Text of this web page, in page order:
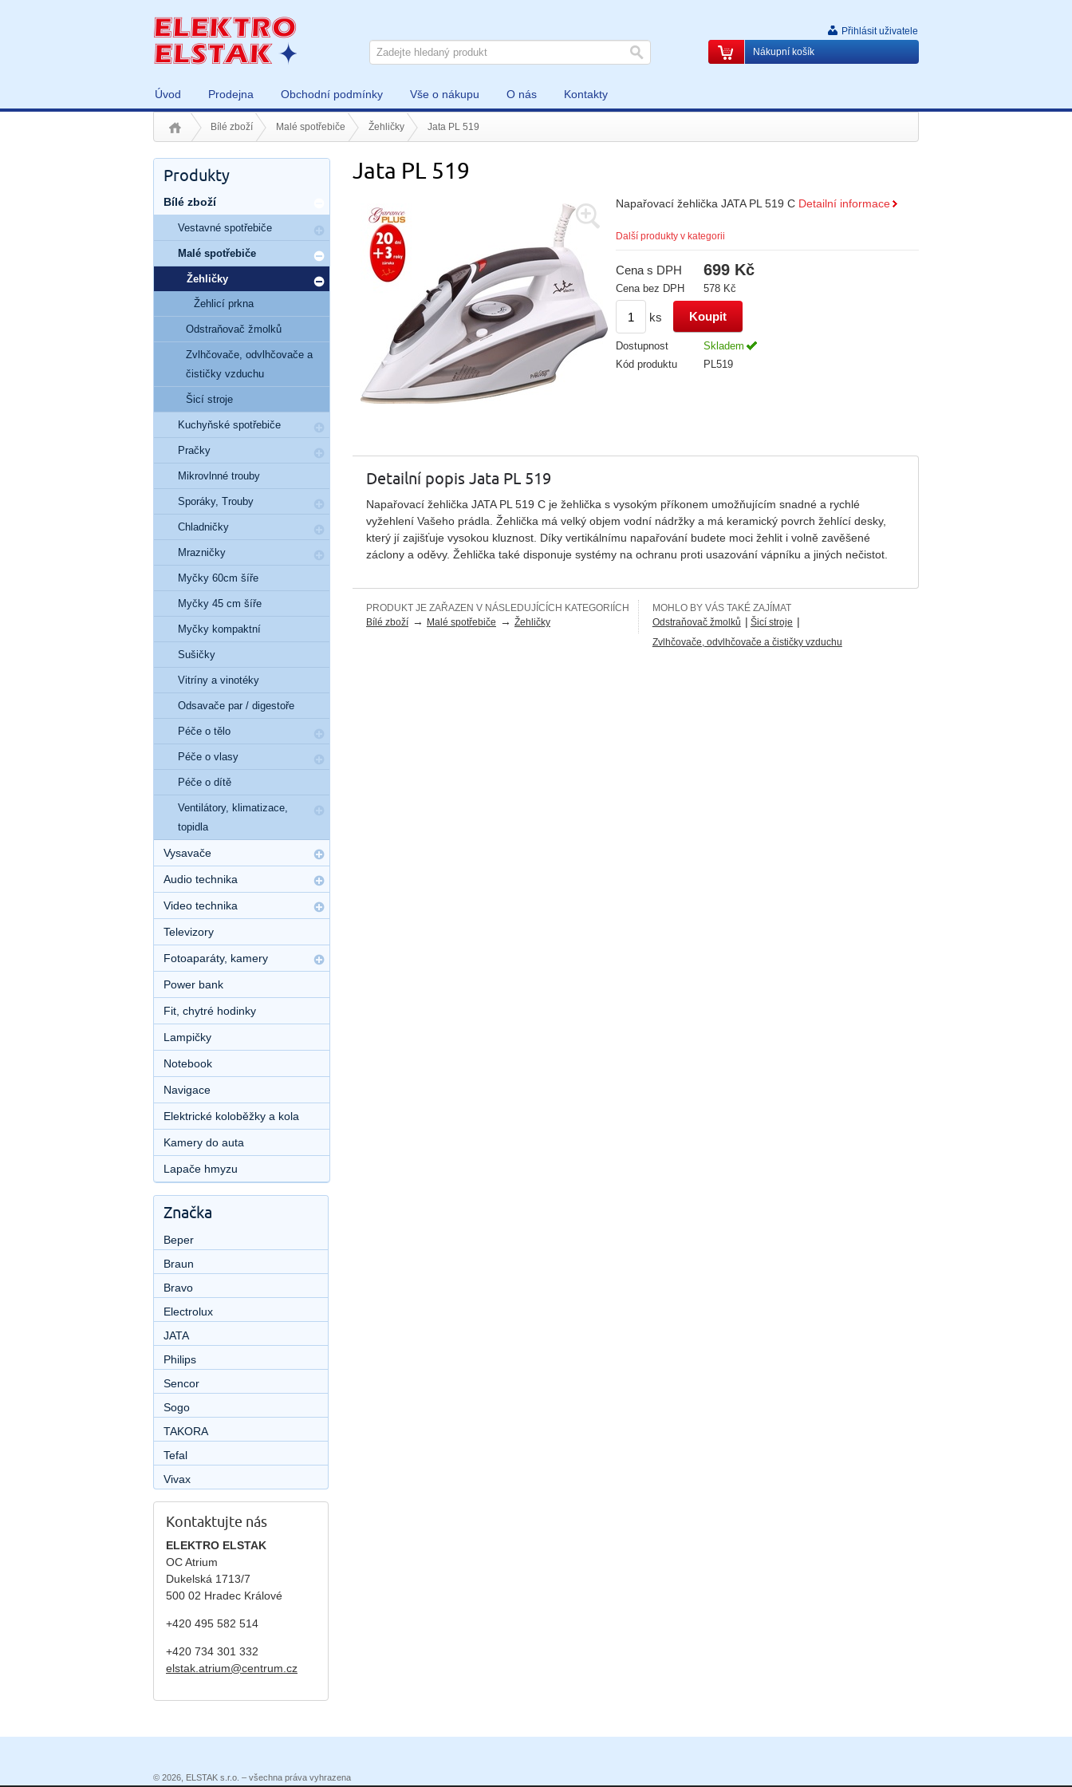
Úvod Prodejna Obchodní podmínky Vše o nákupu O nás Kontakty
Přihlásit uživatele
Nákupní košík
Bílé zboží Malé spotřebiče Žehličky Jata PL 519
Jata PL 519
Napařovací žehlička JATA PL 519 C Detailní informace
Další produkty v kategorii
Cena s DPH 699 Kč
Cena bez DPH 578 Kč
ks
Dostupnost
Skladem
Kód produktu
PL519
Detailní popis Jata PL 519
Napařovací žehlička JATA PL 519 C je žehlička s vysokým příkonem umožňujícím snadné a rychlé
vyžehlení Vašeho prádla. Žehlička má velký objem vodní nádržky a má keramický povrch žehlící desky,
který jí zajišťuje vysokou kluznost. Díky vertikálnímu napařování budete moci žehlit i volně zavěšené
záclony a oděvy. Žehlička také disponuje systémy na ochranu proti usazování vápníku a jiných nečistot.
PRODUKT JE ZAŘAZEN V NÁSLEDUJÍCÍCH KATEGORIÍCH
Bílé zboží → Malé spotřebiče → Žehličky
MOHLO BY VÁS TAKÉ ZAJÍMAT
Odstraňovač žmolků | Šicí stroje |
Zvlhčovače, odvlhčovače a čističky vzduchu
Produkty
Bílé zboží
Vestavné spotřebiče
Malé spotřebiče
Žehličky
Žehlicí prkna
Odstraňovač žmolků
Zvlhčovače, odvlhčovače a
čističky vzduchu
Šicí stroje
Kuchyňské spotřebiče
Pračky
Mikrovlnné trouby
Sporáky, Trouby
Chladničky
Mrazničky
Myčky 60cm šíře
Myčky 45 cm šíře
Myčky kompaktní
Sušičky
Vitríny a vinotéky
Odsavače par / digestoře
Péče o tělo
Péče o vlasy
Péče o dítě
Ventilátory, klimatizace,
topidla
Vysavače
Audio technika
Video technika
Televizory
Fotoaparáty, kamery
Power bank
Fit, chytré hodinky
Lampičky
Notebook
Navigace
Elektrické koloběžky a kola
Kamery do auta
Lapače hmyzu
Značka
Beper
Braun
Bravo
Electrolux
JATA
Philips
Sencor
Sogo
TAKORA
Tefal
Vivax
Kontaktujte nás
ELEKTRO ELSTAK
OC Atrium
Dukelská 1713/7
500 02 Hradec Králové
+420 495 582 514
+420 734 301 332
elstak.atrium@centrum.cz
© 2026, ELSTAK s.r.o. – všechna práva vyhrazena